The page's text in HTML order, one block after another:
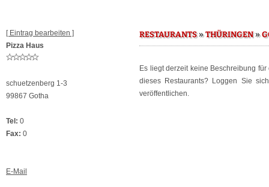
[ Eintrag bearbeiten ]
Pizza Haus
schuetzenberg 1-3
99867 Gotha
Tel: 0
Fax: 0
E-Mail
RESTAURANTS»THÜRINGEN»
Es liegt derzeit keine Beschreibung
dieses Restaurants? Loggen Sie
veröffentlichen.